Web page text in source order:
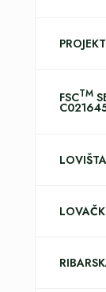
FSCTM
LOVIŠTA